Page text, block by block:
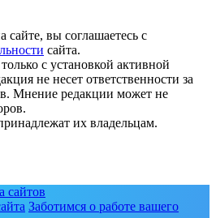
вы соглашаетесь с
сайта.
с установкой активной
не несет ответственности за
Мнение редакции может не
их владельцам.
Заботимся о работе вашего